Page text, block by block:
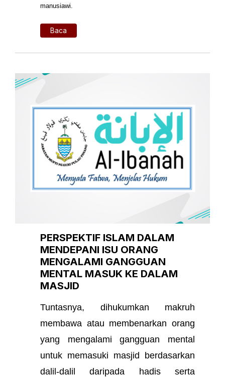
manusiawi.
Baca
PERSPEKTIF ISLAM DALAM
MENDEPANI ISU ORANG
MENGALAMI GANGGUAN
MENTAL MASUK KE DALAM
MASJID
Tuntasnya, dihukumkan makruh
membawa atau membenarkan orang
yang mengalami gangguan mental
untuk memasuki masjid berdasarkan
dalil-dalil daripada hadis serta